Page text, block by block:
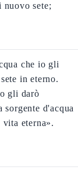
nuovo sete;
che io gli
in eterno.
gli darò
d'acqua
eterna».